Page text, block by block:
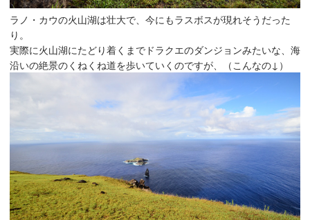
ラノ・カウの火山湖は壮大で、今にもラスボスが現れそうだった
り。
実際に火山湖にたどり着くまでドラクエのダンジョンみたいな、海
沿いの絶景のくねくね道を歩いていくのですが、（こんなの↓）